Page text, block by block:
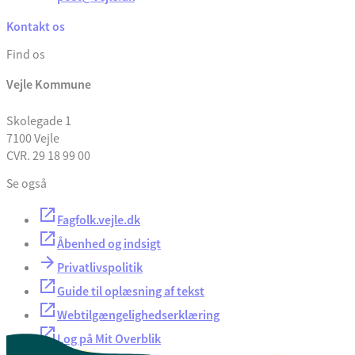
Kontakt os
Find os
Vejle Kommune
Skolegade 1
7100 Vejle
CVR. 29 18 99 00
Se også
Fagfolk.vejle.dk
Åbenhed og indsigt
Privatlivspolitik
Guide til oplæsning af tekst
Webtilgængelighedserklæring
Log på Mit Overblik